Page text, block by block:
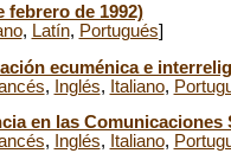
febrero de 1992)
, Latín, Portugués]
ecuménica e
, Inglés, Italiano,
en las Comunicaciones
, Inglés, Italiano,